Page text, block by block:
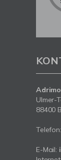
Ulmer-
88400
Telefon:
E-Mail: